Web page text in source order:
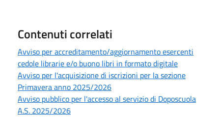
Contenuti correlati
Avviso per accreditamento/aggiornamento esercenti
cedole librarie e/o buono libri in formato digitale
Avviso per l'acquisizione di iscrizioni per la sezione
Primavera anno 2025/2026
Avviso pubblico per l'accesso al servizio di Doposcuola
A.S. 2025/2026